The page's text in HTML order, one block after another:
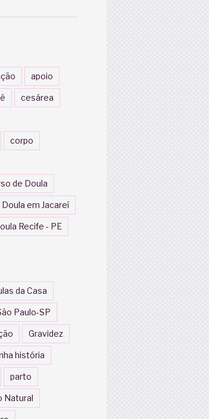
apoio
cesárea
corpo
de Doula
Doula em Jacareí
Recife - PE
da Casa
Paulo-SP
Gravidez
história
parto
Natural